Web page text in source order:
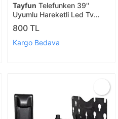
Tayfun Telefunken 39''
Uyumlu Hareketli Led Tv
Duvar Askı Aparatı
800 TL
Kargo Bedava